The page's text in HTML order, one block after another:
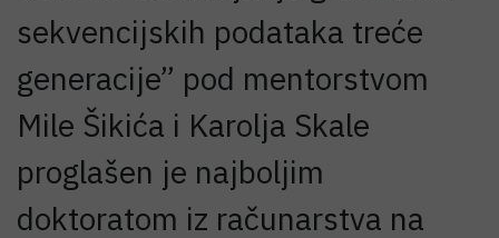
sekvencijskih podataka treće
generacije” pod mentorstvom
Mile Šikića i Karolja Skale
proglašen je najboljim
doktoratom iz računarstva na